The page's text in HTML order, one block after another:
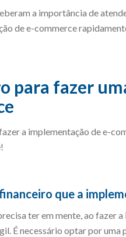
a importância de
de e-commerce
para fazer
a implementação de e-
que a
ter em mente, ao fazer
É necessário optar por